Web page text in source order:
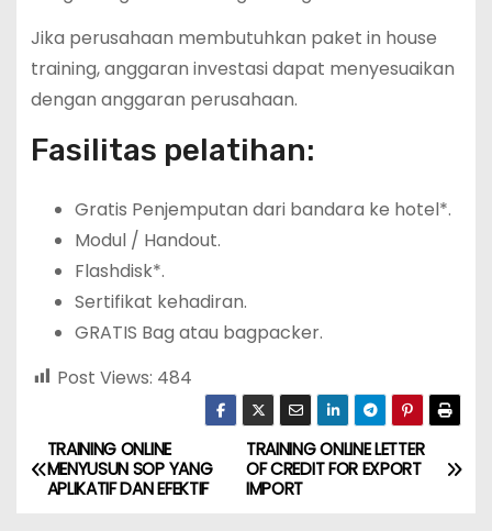
Jika perusahaan membutuhkan paket in house
training, anggaran investasi dapat menyesuaikan
dengan anggaran perusahaan.
Fasilitas pelatihan:
Gratis Penjemputan dari bandara ke hotel*.
Modul / Handout.
Flashdisk*.
Sertifikat kehadiran.
GRATIS Bag atau bagpacker.
Post Views: 484
P
o
TRAINING ONLINE LETTER
OF CREDIT FOR EXPORT
IMPORT
TRAINING ONLINE
MENYUSUN SOP YANG
APLIKATIF DAN EFEKTIF